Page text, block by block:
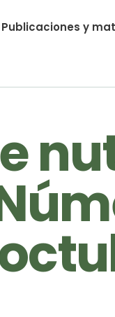
Publicaciones y